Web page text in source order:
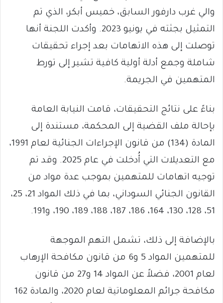
والي غرب دارفور السابق، خميس أبكر، الذي تم
التمثيل بجثته في يونيو 2023. وأكدت اللجنة أنها
توصلت إلى هذه الاتهامات بعد إجراء تحقيقات
شاملة وجمع أدلة أولية كافية تشير إلى تورط
المتهمين في الجريمة.
بناءً على نتائج التحقيقات، قامت النيابة العامة
بإحالة ملف القضية إلى المحكمة، مستندة إلى
المادة (134) من قانون الإجراءات الجنائية لعام 1991،
مع التعديلات التي أُدخلت في عام 2025. وقد تم
توجيه اتهامات للمتهمين بموجب عدة مواد من
القانون الجنائي السوداني، بما في ذلك المواد 21، 25،
51، 128، 130، 164، 186، 187، 188، 189، 190، و191.
بالإضافة إلى ذلك، تشمل التهم الموجهة
للمتهمين المواد 5 و6 من قانون مكافحة الإرهاب
لعام 2001، فضلاً عن المواد 14 و27 من قانون
مكافحة جرائم المعلوماتية لعام 2020، والمادة 162